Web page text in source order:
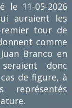
le 11-05-2026
auraient les
tour de
comme
Branco en
donc
de figure, à
représentés